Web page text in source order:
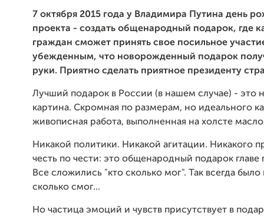
7 октября 2015 года у Владимира Путина день
проекта - создать общенародный подарок, где
граждан сможет принять свое посильное
убежденным, что новорожденный подарок
руки. Приятно сделать приятное президенту
Лучший подарок в России (в нашем случае) - это
картина. Скромная по размерам, но идеального
живописная работа, выполненная на холсте
Никакой политики. Никакой агитации. Никакого
честь по чести: это общенародный подарок главе
Все сложились "кто сколько мог". Так всегда было
сколько смог...
Но частица эмоций и чувств присутствует в